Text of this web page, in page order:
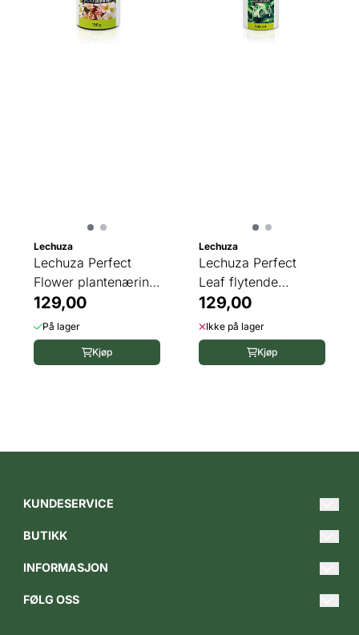
Lechuza
Lechuza Perfect
Flower plantenæring
150 g
129,00
På lager
Kjøp
Lechuza
Lechuza Perfect
Leaf flytende
plantenæring 500 ml
129,00
Ikke på lager
Kjøp
KUNDESERVICE
Tlf. 620 00 849
Man-fre 09.00 - 17.00
Bedriftskontorer:
BUTIKK
INFORMASJON
FØLG OSS